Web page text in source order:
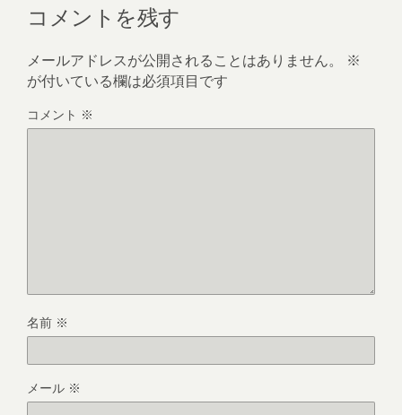
コメントを残す
メールアドレスが公開されることはありません。
※
が付いている欄は必須項目です
コメント ※
名前 ※
メール ※